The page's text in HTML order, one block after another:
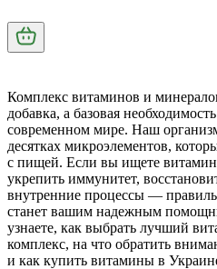
Комплекс витаминов и
добавка, а базовая
современном мире. Наш
десятках микроэлементов,
с пищей. Если вы ищете
укрепить иммунитет,
внутренние процессы —
станет вашим надежным
узнаете, как выбрать лучший
комплекс, на что обратить
и как купить витамины в